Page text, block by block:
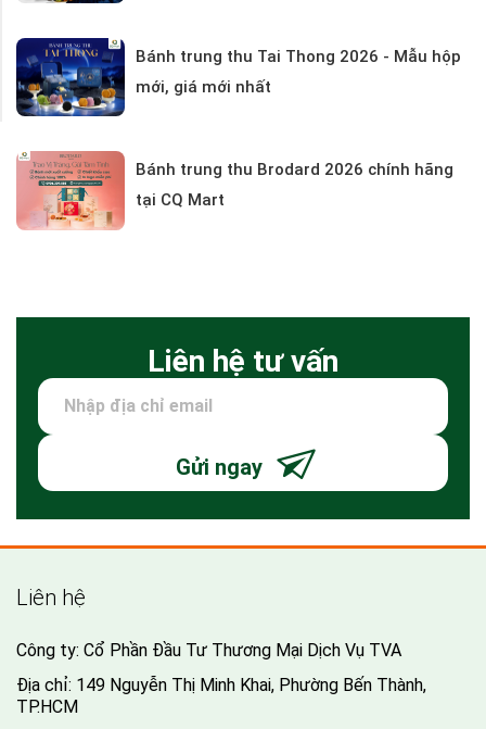
Bánh trung thu Tai Thong 2026 - Mẫu hộp
mới, giá mới nhất
Bánh trung thu Brodard 2026 chính hãng
tại CQ Mart
Liên hệ tư vấn
Gửi ngay
Liên hệ
Công ty: Cổ Phần Đầu Tư Thương Mại Dịch Vụ TVA
Địa chỉ: 149 Nguyễn Thị Minh Khai, Phường Bến Thành,
TP.HCM